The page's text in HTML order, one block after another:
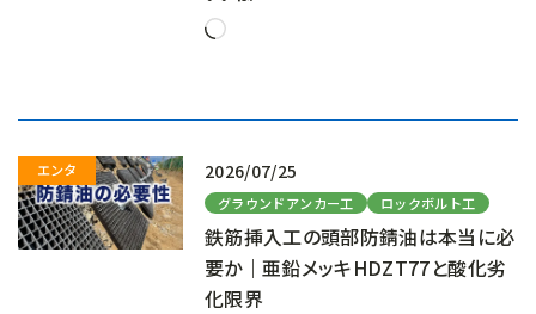
読
2026/07/25
グラウンドアンカー工 ロックボルト工
鉄筋挿入工の頭部防錆油は本当に必
要か｜亜鉛メッキHDZT77と酸化劣
化限界